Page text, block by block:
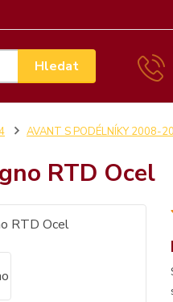
Hledat
AVANT S PODÉLNÍKY 2008-
RTD Ocel